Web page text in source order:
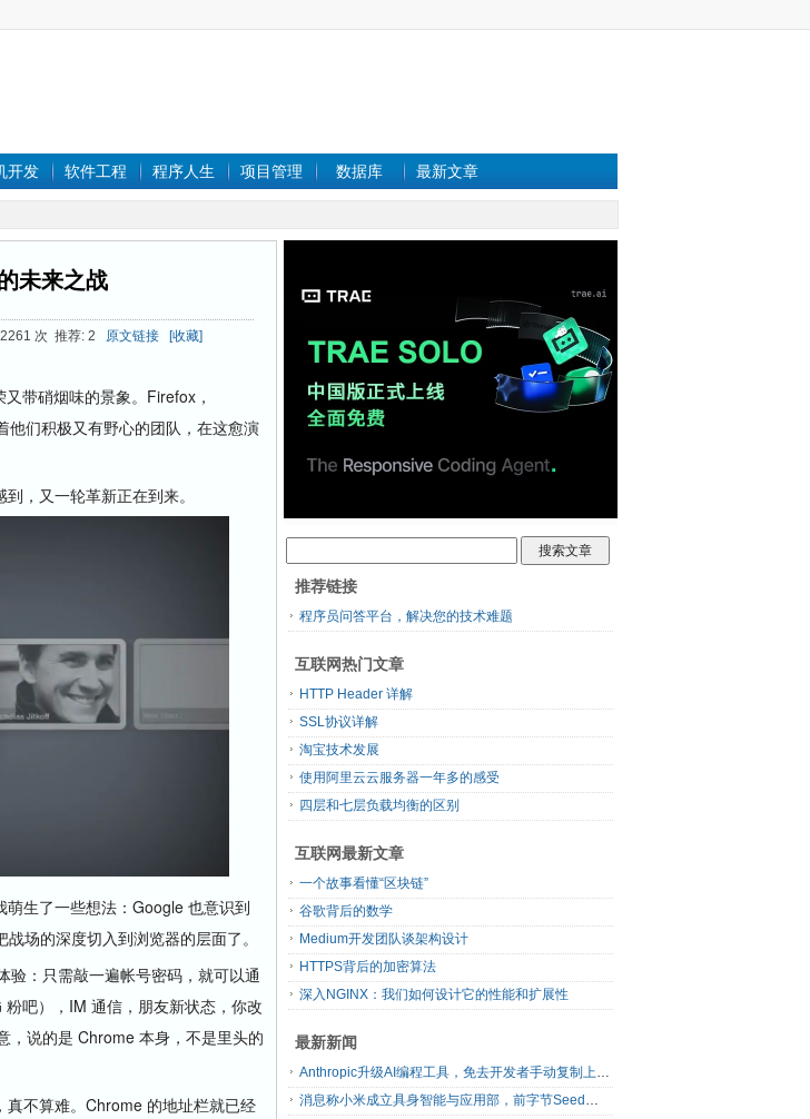
开发 软件工程 程序人生 项目管理 数据库 最新文章
未来之战
次 推荐: 2 原文链接 [收藏]
带硝烟味的景象。Firefox，
们积极又有野心的团队，在这愈演
，又一轮革新正在到来。
生了一些想法：Google 也意识到
场的深度切入到浏览器的层面了。
：只需敲一遍帐号密码，就可以通
吧），IM 通信，朋友新状态，你改
说的是 Chrome 本身，不是里头的
不算难。Chrome 的地址栏就已经
推荐链接
程序员问答平台，解决您的技术难题
互联网热门文章
HTTP Header 详解
SSL协议详解
淘宝技术发展
使用阿里云云服务器一年多的感受
四层和七层负载均衡的区别
互联网最新文章
一个故事看懂“区块链”
谷歌背后的数学
Medium开发团队谈架构设计
HTTPS背后的加密算法
深入NGINX：我们如何设计它的性能和扩展性
最新新闻
Anthropic升级AI编程工具，免去开发者手动复制上下文
消息称小米成立具身智能与应用部，前字节Seed孔涛挂帅